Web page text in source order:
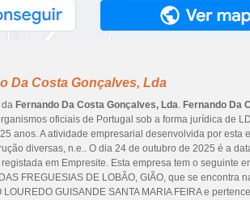
Da Costa Gonçalves, Lda
da Fernando Da Costa Gonçalves, Lda. Fernando Da
oficiais de Portugal sob a forma jurídica de
anos. A atividade empresarial desenvolvida por esta
diversas, n.e.. O dia 24 de outubro de 2025 é a
em Empresite. Esta empresa tem o seguinte
FREGUESIAS DE LOBÃO, GIÃO, que se encontra
GUISANDE SANTA MARIA FEIRA e